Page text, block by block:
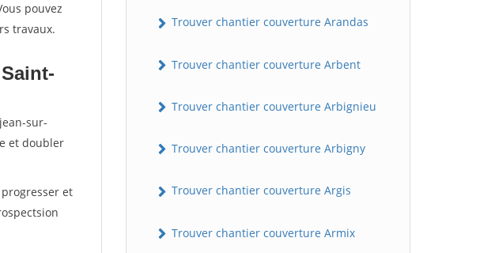
pouvez
travaux.
sur-
et doubler
et
Trouver chantier couverture Arandas
Trouver chantier couverture Arbent
Trouver chantier couverture Arbignieu
Trouver chantier couverture Arbigny
Trouver chantier couverture Argis
Trouver chantier couverture Armix